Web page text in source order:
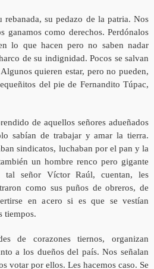
rebanada, su pedazo de la patria. Nos
ganamos como derechos. Perdónalos
lo que hacen pero no saben nadar
de su indignidad. Pocos se salvan
quieren estar, pero no pueden,
del pie de Fernandito Túpac,
de aquellos señores adueñados
sabían de trabajar y amar la tierra.
sindicatos, luchaban por el pan y la
un hombre renco pero gigante
tal señor Víctor Raúl, cuentan, les
como sus puños de obreros, de
en acero si es que se vestían
tiempos.
de corazones tiernos, organizan
a los dueños del país. Nos señalan
votar por ellos. Les hacemos caso. Se